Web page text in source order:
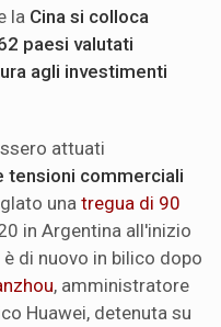
la Cina si colloca
paesi valutati
agli investimenti
attuati
tensioni commerciali
una tregua di 90
in Argentina all'inizio
di nuovo in bilico dopo
, amministratore
Huawei, detenuta su